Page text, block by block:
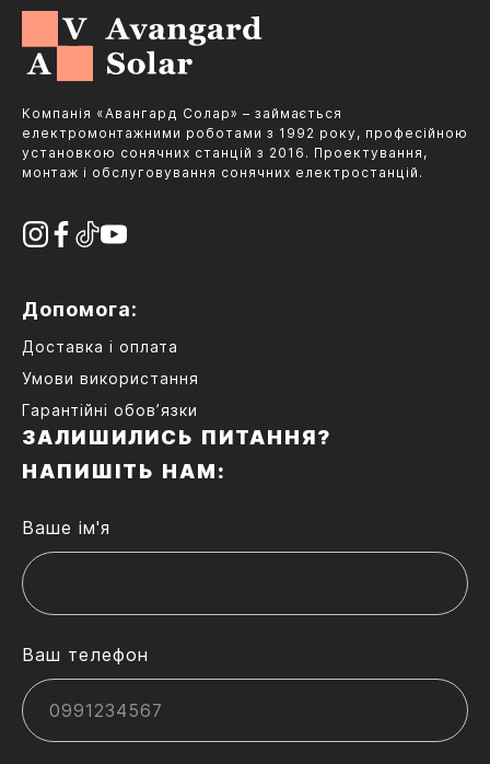
Компанія «Авангард Солар» – займається
електромонтажними роботами з 1992 року, професійною
установкою сонячних станцій з 2016. Проектування,
монтаж і обслуговування сонячних електростанцій.
Допомога:
Доставка і оплата
Умови використання
Гарантійні обов’язки
ЗАЛИШИЛИСЬ ПИТАННЯ?
НАПИШІТЬ НАМ:
Ваше ім'я
Ваш телефон